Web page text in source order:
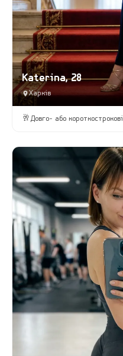
Katerina, 28
Харків
🥂 Довго- або короткострокові